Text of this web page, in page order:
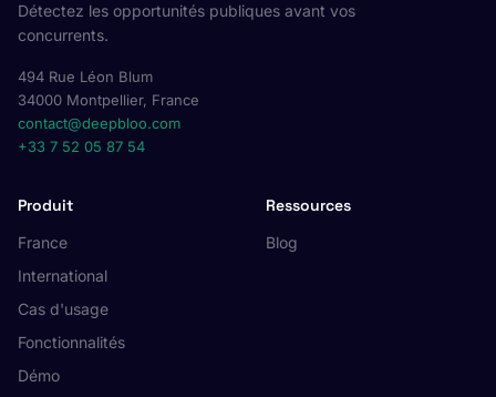
Détectez les opportunités publiques avant vos
concurrents.
494 Rue Léon Blum
34000 Montpellier, France
contact@deepbloo.com
+33 7 52 05 87 54
Produit
France
International
Cas d'usage
Fonctionnalités
Démo
Ressources
Blog